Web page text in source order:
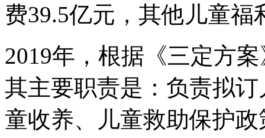
费39.5亿元，其他儿童福
2019年，根据《三定方
其主要职责是：负责拟
童收养、儿童救助保护